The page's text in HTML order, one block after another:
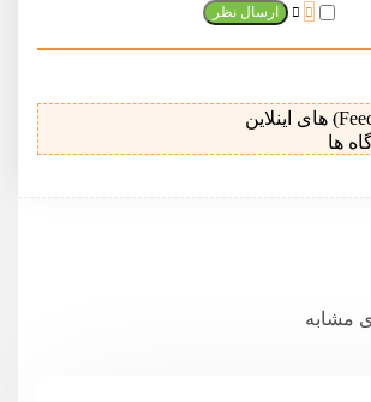
ها
مشابه